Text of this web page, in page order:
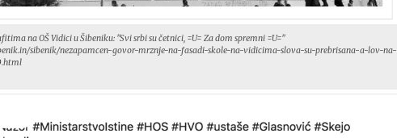
na OŠ Vidici u Šibeniku: "Svi srbi su četnici, =U= Za dom spremni =U="
sibenik/nezapamcen-govor-mrznje-na-fasadi-skole-na-vidicima-slova-su-prebrisana-a-lov-na-